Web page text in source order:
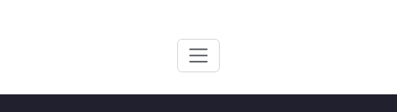
ClickerAcademie